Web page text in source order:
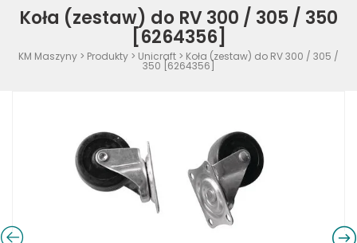
Koła (zestaw) do RV 300 / 305 / 350
[6264356]
KM Maszyny > Produkty > Unicraft > Koła (zestaw) do RV 300 / 305 /
350 [6264356]